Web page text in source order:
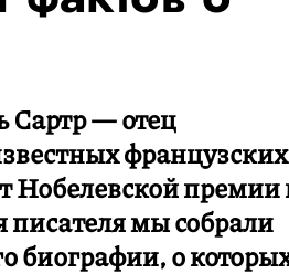
Сартр — отец
французских
Нобелевской премии
писателя мы собрали
биографии, о